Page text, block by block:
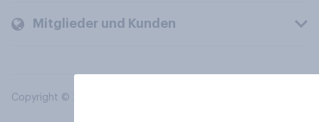
Mitglieder und Kunden
Copyright © 2026 YouGov PLC. Alle Rechte vorbehalten.